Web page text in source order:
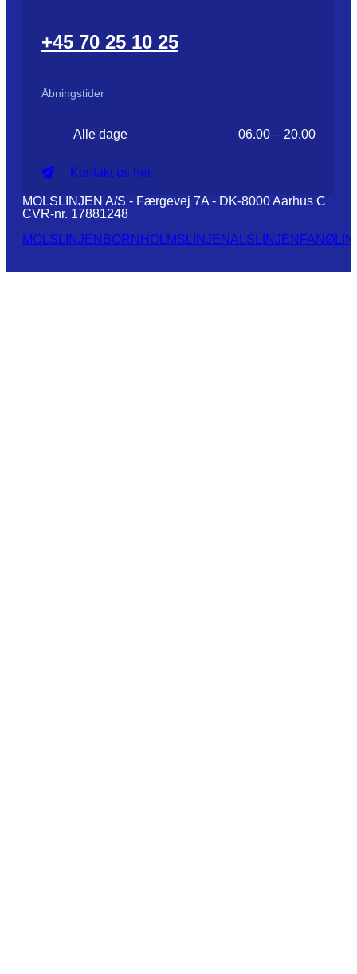
+45 70 25 10 25
Åbningstider
Alle dage 06.00 – 20.00
Kontakt os her
MOLSLINJEN A/S - Færgevej 7A - DK-8000 Aarhus C
CVR-nr. 17881248
MOLSLINJEN BORNHOLMSLINJENALSLINJEN